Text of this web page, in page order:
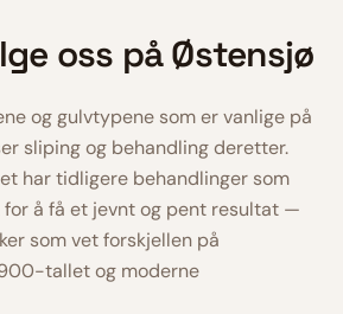
oss påØstensjø
og gulvtypene som er vanlige på
sliping og behandling deretter.
har tidligere behandlinger som
å få et jevnt og pent resultat —
som vet forskjellen på
tallet og moderne